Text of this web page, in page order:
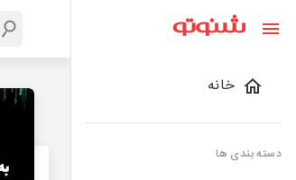
خانه
دسته بندی ها